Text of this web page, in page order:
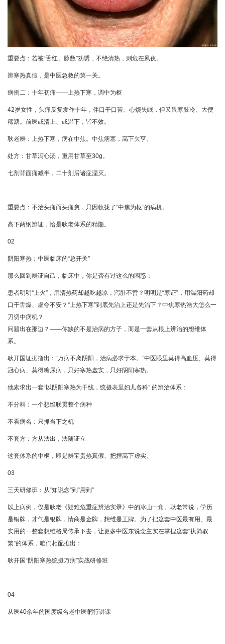
重要点：若被“舌红、脉数”劝诱，不绝清热，则危在夙夜。
辨寒热真假，是中医急救的第一关。
病例二：十年初痛——上热下寒，调中为枢
42岁女性，头痛反复发作十年，伴口干口苦、心烦失眠，但又畏寒肢冷、大便
稀溏。前医或清上、或温下，皆不效。
耿老辨：上热下寒，病在中焦。中焦痞塞，高下欠亨。
处方：甘草泻心汤，重用甘草至30g。
七剂背面痛减半，二十剂后诸症湮灭。
重要点：不治头痛而头痛愈，只因收拢了“中焦为枢”的病机。
高下两纲辨证，恰是耿老体系的精髓。
02
阴阳寒热：中医临床的“总开关”
那么回到辨证自己，临床中，你是否有过这么的困惑：
患者明明“上火”，用清热药却越吃越凉，泻肚不啻？明明是“寒证”，用温阳药却
口干舌燥、虚夸不安？“上热下寒”到底先治上还是先治下？中焦寒热浩大怎么一
刀切中病机？
问题出在那边？——你缺的不是治病的方子，而是一套从根上辨治的想维体
系。
耿开国证据指出：“万病不离阴阳，治病必求于本。”中医眼里莫得高血压、莫得
冠心病、莫得糖尿病，只好寒热虚实，只好阴阳寒热。
他索求出一套“以阴阳寒热为干线，统摄表里妇儿各科” 的辨治体系：
不分科：一个想维联贯整个病种
不看病名：只抓当下之机
不套方：方从法出，法随证立
这套体系的中枢，即是辨宝贵热真假、把捏高下虚实。
03
三天研修班：从“知说念”到“用到”
以上病例，仅是耿老《疑难危重症辨治实录》中的冰山一角。耿老常说，学历
是铜牌，才气是银牌，情商是金牌，想维是王牌。为了把这套中医最有用、最
实用的一整套想维格局传承下去，让更多中医东说念主实在掌捏这套“执简驭
繁”的体系，咱们相配推出：
耿开国“阴阳寒热统摄万病”实战研修班
04
从医40余年的国度级名老中医躬行讲课